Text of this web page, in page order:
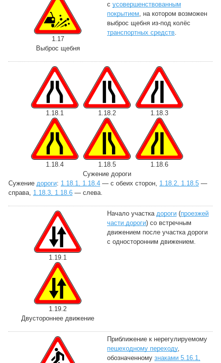
1.17
Выброс щебня
с усовершенствованным
покрытием, на котором возможен
выброс щебня из-под колёс
транспортных средств.
1.18.1 1.18.2 1.18.3
1.18.4 1.18.5
1.18.6
Сужение дороги
Сужение дороги: 1.18.1, 1.18.4 — с обеих сторон, 1.18.2, 1.18.5 —
справа, 1.18.3, 1.18.6 — слева.
1.19.1
1.19.2
Двустороннее движение
Начало участка дороги (проезжей
части дороги) со встречным
движением после участка дороги
с односторонним движением.
Приближение к нерегулируемому
пешеходному переходу,
обозначенному знаками 5.16.1,